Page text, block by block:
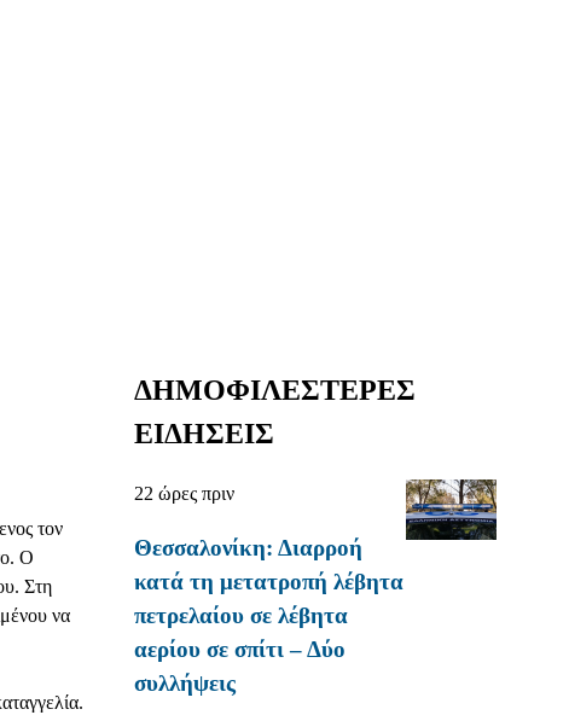
τον
Ο
Στη
να
ΔΗΜΟΦΙΛΕΣΤΕΡΕΣ
ΕΙΔΗΣΕΙΣ
22 ώρες πριν
Θεσσαλονίκη: Διαρροή
κατά τη μετατροπή λέβητα
πετρελαίου σε λέβητα
αερίου σε σπίτι – Δύο
συλλήψεις